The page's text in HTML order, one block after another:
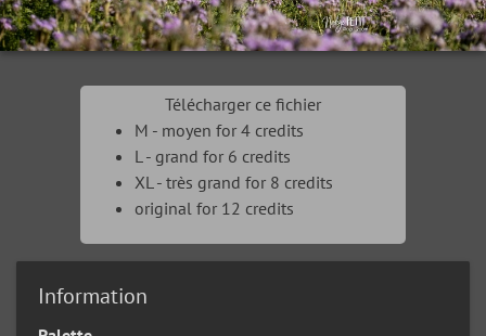
Télécharger ce fichier
M - moyen for 4 credits
L - grand for 6 credits
XL - très grand for 8 credits
original for 12 credits
Information